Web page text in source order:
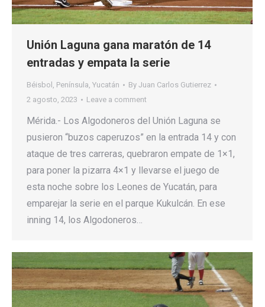
Unión Laguna gana maratón de 14
entradas y empata la serie
Béisbol , Península, Yucatán By Juan Carlos Gutierrez
2 agosto, 2023
Leave a comment
Mérida.- Los Algodoneros del Unión Laguna se
pusieron “buzos caperuzos” en la entrada 14 y con
ataque de tres carreras, quebraron empate de 1×1,
para poner la pizarra 4×1 y llevarse el juego de
esta noche sobre los Leones de Yucatán, para
emparejar la serie en el parque Kukulcán. En ese
inning 14, los Algodoneros…